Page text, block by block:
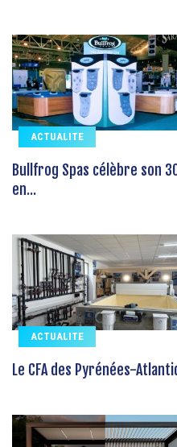
ACTUALITE
Bullfrog Spas célèbre son
en...
ACTUALITE
Le CFA des Pyrénées-